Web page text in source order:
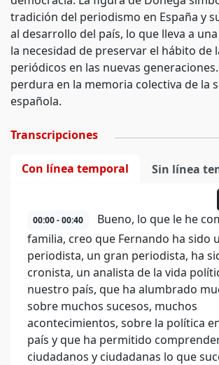
tradición del periodismo en España y
al desarrollo del país, lo que lleva a
la necesidad de preservar el hábito de
periódicos en las nuevas
perdura en la memoria colectiva de la
española.
Transcripciones
Con línea temporal Sin línea
00:00 - 00:40
Bueno, lo que le he
familia, creo que Fernando ha sido
periodista, un gran periodista, ha
cronista, un analista de la vida
nuestro país, que ha alumbrado
sobre muchos sucesos, muchos
acontecimientos, sobre la política
país y que ha permitido
ciudadanos y ciudadanas lo que